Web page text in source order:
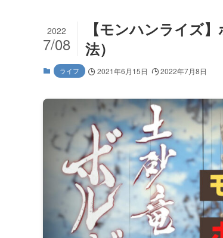
【モンハンライズ
法）
2022
7/08
ライフ 2021年6月15日 2022年7月8日